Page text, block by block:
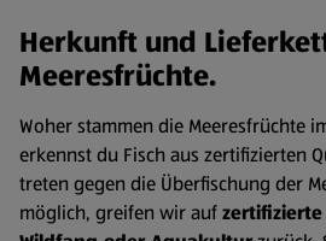
Herkunft und
Meeresfrüchte.
Woher stammen die Meeresfrüchte
erkennst du Fisch aus zertifizierten
treten gegen die Überfischung der
möglich, greifen wir auf